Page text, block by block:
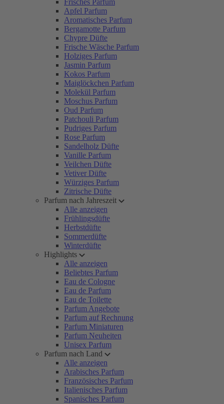
Frisches Parfum
Apfel Parfum
Aromatisches Parfum
Bergamotte Parfum
Chypre Düfte
Frische Wäsche Parfum
Holziges Parfum
Jasmin Parfum
Kokos Parfum
Maiglöckchen Parfum
Molekül Parfum
Moschus Parfum
Oud Parfum
Patchouli Parfum
Pudriges Parfum
Rose Parfum
Sandelholz Düfte
Vanille Parfum
Veilchen Düfte
Vetiver Düfte
Würziges Parfum
Zitrische Düfte
Parfum nach Jahreszeit
Alle anzeigen
Frühlingsdüfte
Herbstdüfte
Sommerdüfte
Winterdüfte
Highlights
Alle anzeigen
Beliebtes Parfum
Eau de Cologne
Eau de Parfum
Eau de Toilette
Parfum Angebote
Parfum auf Rechnung
Parfum Miniaturen
Parfum Neuheiten
Unisex Parfum
Parfum nach Land
Alle anzeigen
Arabisches Parfum
Französisches Parfum
Italienisches Parfum
Spanisches Parfum